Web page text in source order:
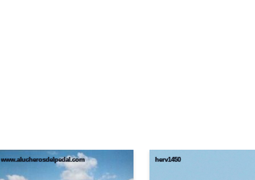
www.alucherosdelpedal.com herv1450